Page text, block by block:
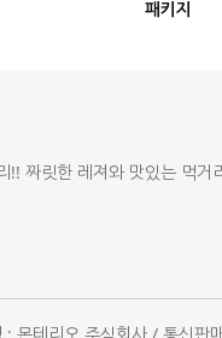
패키지
짜릿한 레져와 맛있는 먹거